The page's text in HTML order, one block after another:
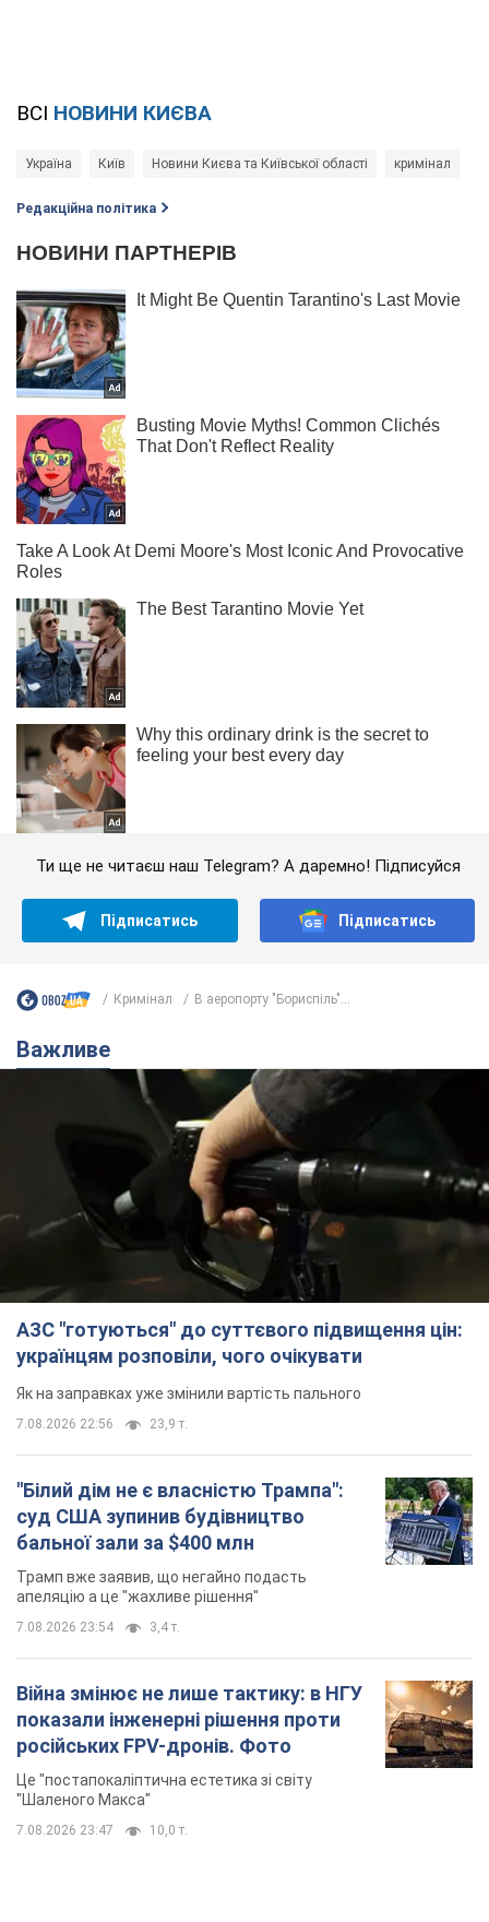
ВСІ НОВИНИ КИЄВА
Україна Київ Новини Києва та Київської області кримінал
Редакційна політика
Ти ще не читаєш наш Telegram? А даремно! Підписуйся
Підписатись Підписатись
Кримінал В аеропорту "Бориспіль"...
Важливе
АЗС "готуються" до суттєвого підвищення цін:
українцям розповіли, чого очікувати
Як на заправках уже змінили вартість пального
7.08.2026 22:56 23,9 т.
"Білий дім не є власністю Трампа":
суд США зупинив будівництво
бальної зали за $400 млн
Трамп вже заявив, що негайно подасть
апеляцію а це "жахливе рішення"
7.08.2026 23:54 3,4 т.
Війна змінює не лише тактику: в НГУ
показали інженерні рішення проти
російських FPV-дронів. Фото
Це "постапокаліптична естетика зі світу
"Шаленого Макса"
7.08.2026 23:47 10,0 т.